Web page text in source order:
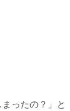
ったの？」と